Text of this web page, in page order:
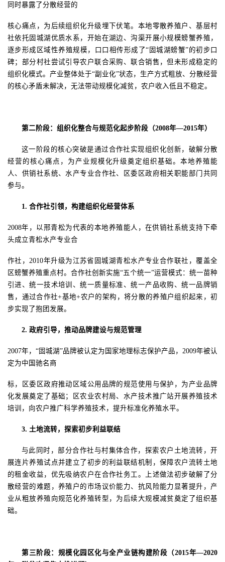
同时暴露了分散经营的
核心痛点，为后续组织化升级埋下伏笔。本地零散养殖户、基层村
社依托固城湖优质水系，开始在湖边、沟渠开展小规模螃蟹养殖，
逐步形成区域性养殖规模，口口相传形成了“固城湖螃蟹”的初步口
碑；部分村社尝试引导农户联合采购、联合销售，但未形成稳定的
组织化模式。产业整体处于“副业化”状态，生产方式粗放、分散经营
的核心矛盾未解决，无法带动规模化减贫，农户收入低且不稳定。
第二阶段：组织化整合与规范化起步阶段 （2008年—2015年）
这一阶段的核心突破是通过合作社实现组织化创新，破解分散
经营的核心痛点，为产业规模化升级奠定组织基础。本地养殖能
人、供销社系统、水产专业合作社、区委区政府相关职能部门共同
参与。
1.合作社引领，构建组织化经营体系
2008年，以邢青松为代表的本地养殖能人，在供销社系统支持下牵
头成立青松水产专业合
作社， 2010年升级为江苏省固城湖青松水产专业合作联社，覆盖全
区螃蟹养殖重点村。合作社创新实施“五个统一”运营模式：统一苗种
引进、统一技术培训、统一质量标准、统一产品收购、统一品牌销
售，通过合作社+基地+农户的架构，将分散的养殖户组织起来，初
步实现了抱团发展。
2.政府引导，推动品牌建设与规范管理
2007年，“固城湖”品牌被认定为国家地理标志保护产品 ， 2009年被认
定为中国驰名商
标，区委区政府推动区域公用品牌的规范使用与保护，为产业品牌
化发展奠定了基础；区农业农村局、水产技术推广站开展养殖技术
培训，向农户推广科学养殖技术，提升标准化养殖水平。
3. 土地流转，探索初步利益联结
与此同时，部分合作社与村集体合作，探索农户土地流转，开
展连片养殖试点并建立了初步的利益联结机制，保障农户流转土地
的租金收益，优先吸纳农户在合作社务工。上述做法初步破解了分
散经营的难题，养殖户的市场议价能力、抗风险能力显著提升，产
业从粗放养殖向规范化养殖转型，为后续大规模减贫奠定了组织基
础。
第三阶段：规模化园区化与全产业链构建阶段（2015年—2020